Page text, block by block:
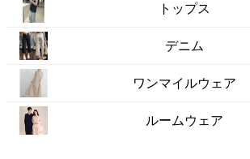
トップス
デニム
ワンマイルウェア
ルームウェア